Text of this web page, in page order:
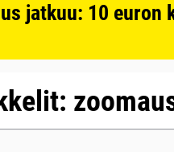
jatkuu: 10 euron